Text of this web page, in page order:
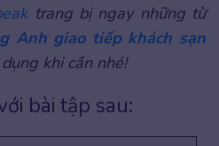
trang bị ngay những từ
Anh giao tiếp khách sạn
khi cần nhé!
bài tập sau: